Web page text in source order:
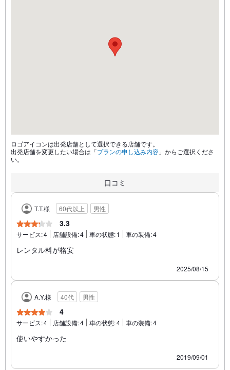
ロゴアイコンは出発店舗として選択できる店舗です。
出発店舗を変更したい場合は「プランの申し込み内容 」からご選択くださ
い。
口コミ
T.T.様 60代以上 男性
3.3
サービス:4 店舗設備:4 車の状態:1 車の装備:4
レンタル料が格安
2025/08/15
A.Y.様 40代 男性
4
サービス:4 店舗設備:4 車の状態:4 車の装備:4
使いやすかった
2019/09/01